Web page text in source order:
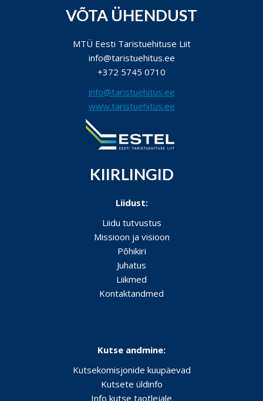
VÕTA ÜHENDUST
MTÜ Eesti Taristuehituse Liit
info@taristuehitus.ee
+372 5745 0710
info@taristuehitus.ee
www.taristuehitus.ee
KIIRLINGID
Liidust:
Liidu tutvustus
Missioon ja visioon
Põhikiri
Juhatus
Liikmed
Kontaktandmed
Kutse andmine:
Kutsekomisjonide kuupäevad
Kutsete üldinfo
Info kutse taotlejale